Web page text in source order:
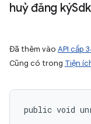
huỷ đăng kýSdk
Đã thêm vào API cấp
Cũng có trong Tiện
public void